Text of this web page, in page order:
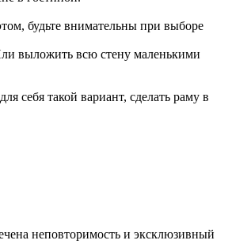
будьте внимательны при выборе
выложить всю стену маленькими
себя такой вариант, сделать раму в
неповторимость и эксклюзивный